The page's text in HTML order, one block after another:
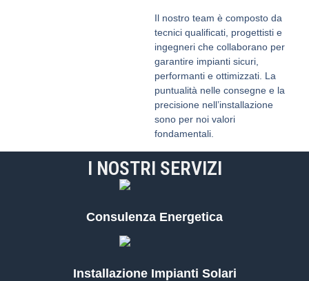
Il nostro team è composto da
tecnici qualificati, progettisti e
ingegneri che collaborano per
garantire impianti sicuri,
performanti e ottimizzati. La
puntualità nelle consegne e la
precisione nell’installazione
sono per noi valori
fondamentali.
I NOSTRI SERVIZI
Consulenza Energetica
Installazione Impianti Solari